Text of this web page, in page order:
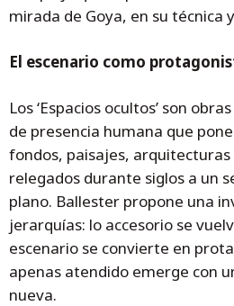
mirada de Goya, en su técnica
El escenario como
Los ‘Espacios ocultos’ son
de presencia humana que
fondos, paisajes, arquitecturas
relegados durante siglos a un
plano. Ballester propone una
jerarquías: lo accesorio se
escenario se convierte en
apenas atendido emerge con
nueva.